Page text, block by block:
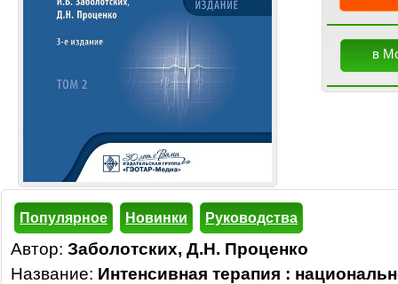
в
Популярное Новинки Руководства
Автор: Заболотских, Д.Н. Проценко
Название: Интенсивная терапия :